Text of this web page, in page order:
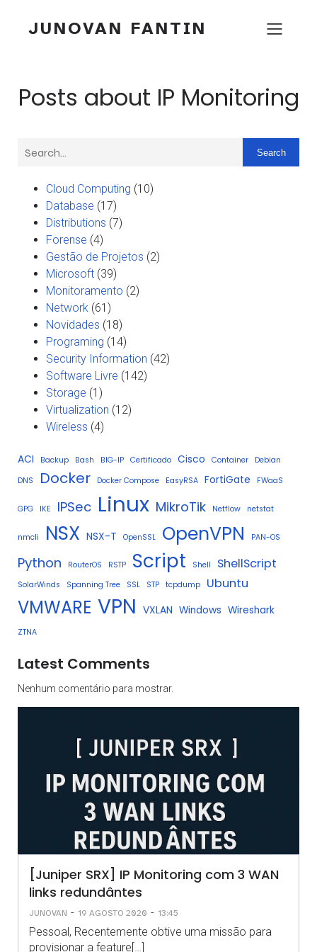
JUNOVAN FANTIN
Posts about IP Monitoring
Search
Cloud Computing (10)
Database (17)
Distributions (7)
Forense (4)
Gestão de Projetos (2)
Microsoft (39)
Monitoramento (2)
Network (61)
Novidades (18)
Programing (14)
Security Information (42)
Software Livre (142)
Storage (1)
Virtualization (12)
Wireless (4)
ACI Backup Bash BIG-IP Certificado Cisco Container
Debian
DNS
Docker Docker Compose EasyRSA FortiGate FWaaS
GPG IKE IPSec Linux MikroTik Netflow netstat
nmcli NSX NSX-T OpenSSL OpenVPN PAN-OS
Python RouterOS RSTP Script Shell ShellScript
SolarWinds Spanning Tree SSL STP tcpdump Ubuntu
VMWARE VPN VXLAN Windows Wireshark
ZTNA
Latest Comments
Nenhum comentário para mostrar.
[Juniper SRX] IP Monitoring com 3 WAN
links redundântes
JUNOVAN - 19 AGOSTO 2020 - 13:45
Pessoal, Recentemente obtive uma missão para
provisionar a feature[…]